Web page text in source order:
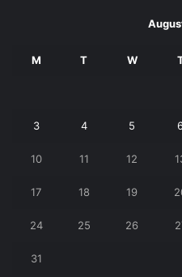
M T W
3 4 5
10 11 12
17 18 19
24 25 26
31